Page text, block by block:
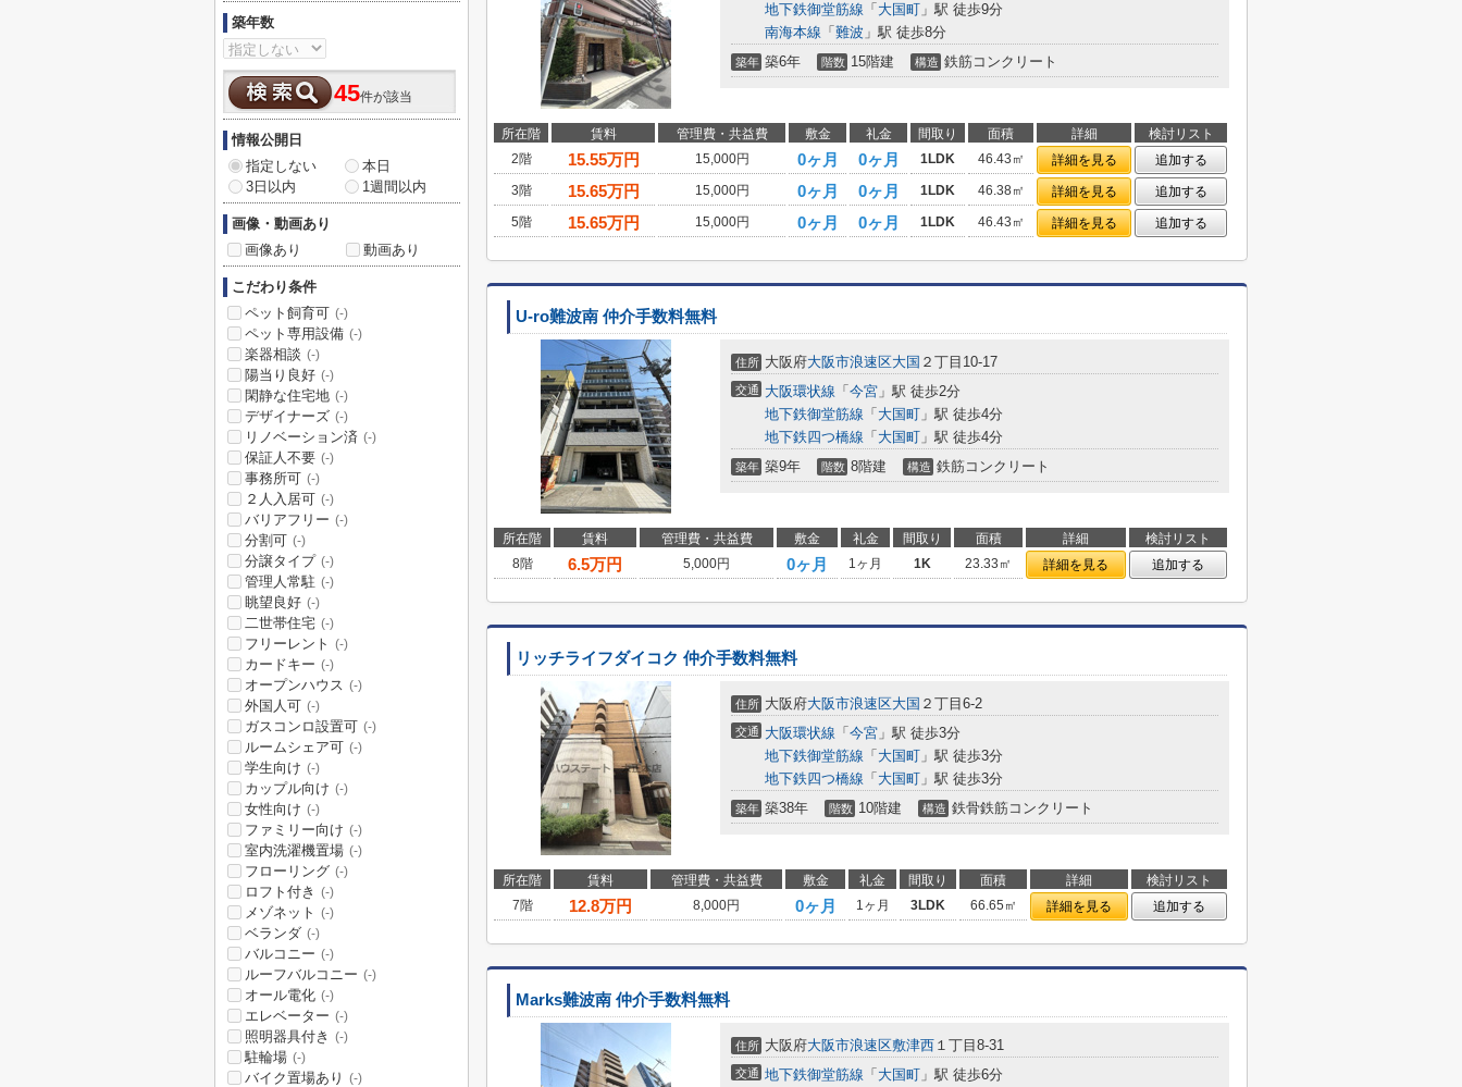
地下鉄御堂筋線 「 大国町 」駅 徒歩9分
南海本線 「 難波 」駅 徒歩8分
築年 築6年 階数 15階建 構造 鉄筋コンクリート
所在階 賃料 管理費・共益費 敷金 礼金 間取り 面積 詳細
検討リスト
2階
15.55万円 15,000円 0ヶ月 0ヶ月 1LDK 46.43㎡ 詳細を見る
追加する
3階
15.65万円 15,000円 0ヶ月 0ヶ月 1LDK 46.38㎡ 詳細を見る
追加する
5階
15.65万円 15,000円 0ヶ月 0ヶ月 1LDK 46.43㎡ 詳細を見る 追加する
U-ro難波南 仲介手数料無料
住所 大阪府大阪市浪速区大国 ２丁目10-17
交通 大阪環状線 「 今宮 」駅 徒歩2分
地下鉄御堂筋線 「 大国町 」駅 徒歩4分
地下鉄四つ橋線 「 大国町 」駅 徒歩4分
築年 築9年 階数 8階建 構造 鉄筋コンクリート
所在階 賃料 管理費・共益費 敷金 礼金 間取り 面積 詳細
検討リスト
8階
6.5万円 5,000円 0ヶ月 1ヶ月 1K 23.33㎡ 詳細を見る 追加する
リッチライフダイコク 仲介手数料無料
住所 大阪府大阪市浪速区大国 ２丁目6-2
交通 大阪環状線 「 今宮 」駅 徒歩3分
地下鉄御堂筋線 「 大国町 」駅 徒歩3分
地下鉄四つ橋線 「 大国町 」駅 徒歩3分
築年 築38年 階数 10階建 構造 鉄骨鉄筋コンクリート
所在階 賃料 管理費・共益費 敷金 礼金 間取り 面積 詳細
検討リスト
7階
12.8万円 8,000円 0ヶ月 1ヶ月 3LDK 66.65㎡ 詳細を見る 追加する
Marks難波南 仲介手数料無料
住所 大阪府大阪市浪速区敷津西 １丁目8-31
交通 地下鉄御堂筋線 「 大国町 」駅 徒歩6分
築年数
45件が該当
情報公開日
指定しない
本日
3日以内
1週間以内
画像・動画あり
画像あり
動画あり
こだわり条件
ペット飼育可 (-)
ペット専用設備 (-)
楽器相談 (-)
陽当り良好 (-)
閑静な住宅地 (-)
デザイナーズ (-)
リノベーション済 (-)
保証人不要 (-)
事務所可 (-)
２人入居可 (-)
バリアフリー (-)
分割可 (-)
分譲タイプ (-)
管理人常駐 (-)
眺望良好 (-)
二世帯住宅 (-)
フリーレント (-)
カードキー (-)
オープンハウス (-)
外国人可 (-)
ガスコンロ設置可 (-)
ルームシェア可 (-)
学生向け (-)
カップル向け (-)
女性向け (-)
ファミリー向け (-)
室内洗濯機置場 (-)
フローリング (-)
ロフト付き (-)
メゾネット (-)
ベランダ (-)
バルコニー (-)
ルーフバルコニー (-)
オール電化 (-)
エレベーター (-)
照明器具付き (-)
駐輪場 (-)
バイク置場あり (-)